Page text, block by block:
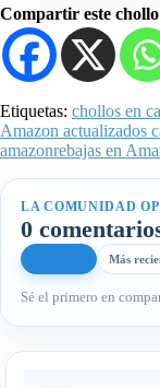
Compartir este
Etiquetas: chollos en
Amazon actualizados
amazonrebajas en
LA COMUNIDAD
0
Más
Sé el primero en